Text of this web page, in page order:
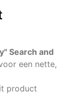
Search and
een nette,
product